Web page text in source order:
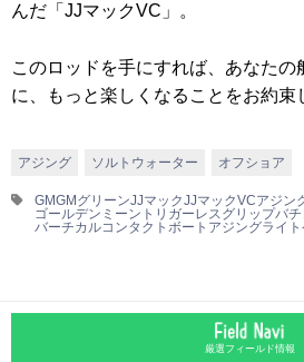
んだ「JJマックVC」。
このロッドを手にすれば、あなたの
に、もっと楽しくなることをお約束
アジング ソルトウォーター オフショア
GMGMグリーンJJマックJJマックVCアジン
ゴールデンミーン トリガーレスグリップバチ
バーチカルコンタクト ボートアジングライ
厳選フィールド情報